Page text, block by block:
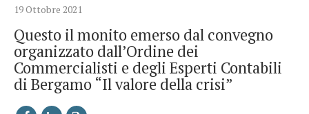
19 Ottobre 2021
Questo il monito emerso dal convegno
organizzato dall’Ordine dei
Commercialisti e degli Esperti Contabili
di Bergamo “Il valore della crisi”